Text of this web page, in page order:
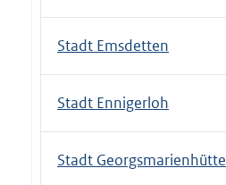
Stadt Emsdetten
Stadt Ennigerloh
Stadt Georgsmarienhütte